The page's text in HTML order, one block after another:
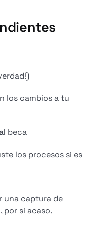
los cambios a tu
beca
los procesos si es
una captura de
si acaso.